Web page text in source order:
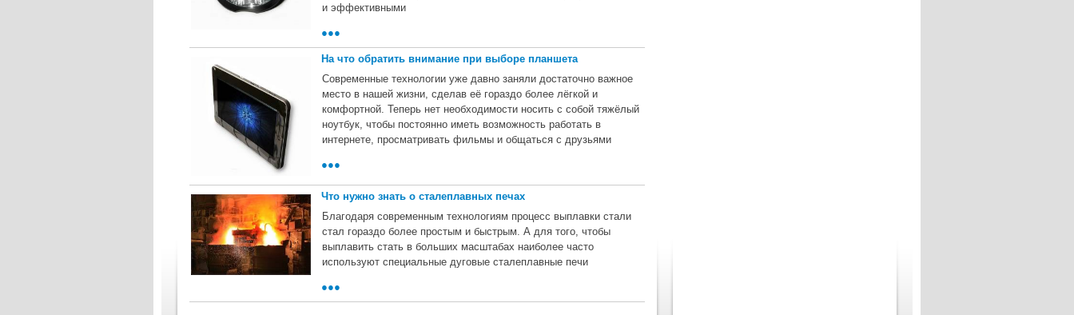
и эффективными
●●●
На что обратить внимание при выборе планшета
Современные технологии уже давно заняли достаточно важное
место в нашей жизни, сделав её гораздо более лёгкой и
комфортной. Теперь нет необходимости носить с собой тяжёлый
ноутбук, чтобы постоянно иметь возможность работать в
интернете, просматривать фильмы и общаться с друзьями
●●●
Что нужно знать о сталеплавных печах
Благодаря современным технологиям процесс выплавки стали
стал гораздо более простым и быстрым. А для того, чтобы
выплавить стать в больших масштабах наиболее часто
используют специальные дуговые сталеплавные печи
●●●